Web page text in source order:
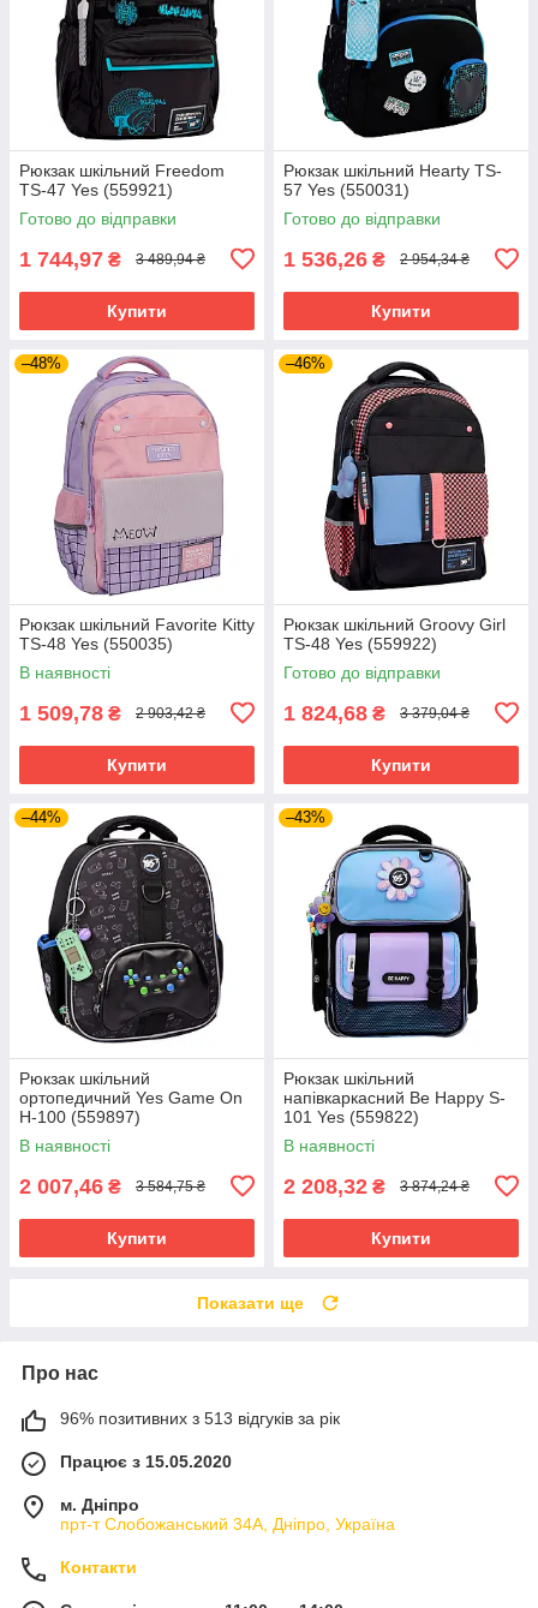
Рюкзак шкільний Freedom
TS-47 Yes (559921)
Готово до відправки
1 744,97 ₴ 3 489,94 ₴
Купити
Рюкзак шкільний Hearty TS-
57 Yes (550031)
Готово до відправки
1 536,26 ₴ 2 954,34 ₴
Купити
–48%
Рюкзак шкільний Favorite Kitty
TS-48 Yes (550035)
В наявності
1 509,78 ₴ 2 903,42 ₴
Купити
–46%
Рюкзак шкільний Groovy Girl
TS-48 Yes (559922)
Готово до відправки
1 824,68 ₴ 3 379,04 ₴
Купити
–44%
Рюкзак шкільний
ортопедичний Yes Game On
H-100 (559897)
В наявності
2 007,46 ₴ 3 584,75 ₴
Купити
–43%
Рюкзак шкільний
напівкаркасний Be Happy S-
101 Yes (559822)
В наявності
2 208,32 ₴ 3 874,24 ₴
Купити
Показати ще
Про нас
96% позитивних з 513 відгуків за рік
Працює з 15.05.2020
м. Дніпро
прт-т Слобожанський 34А, Дніпро, Україна
Контакти